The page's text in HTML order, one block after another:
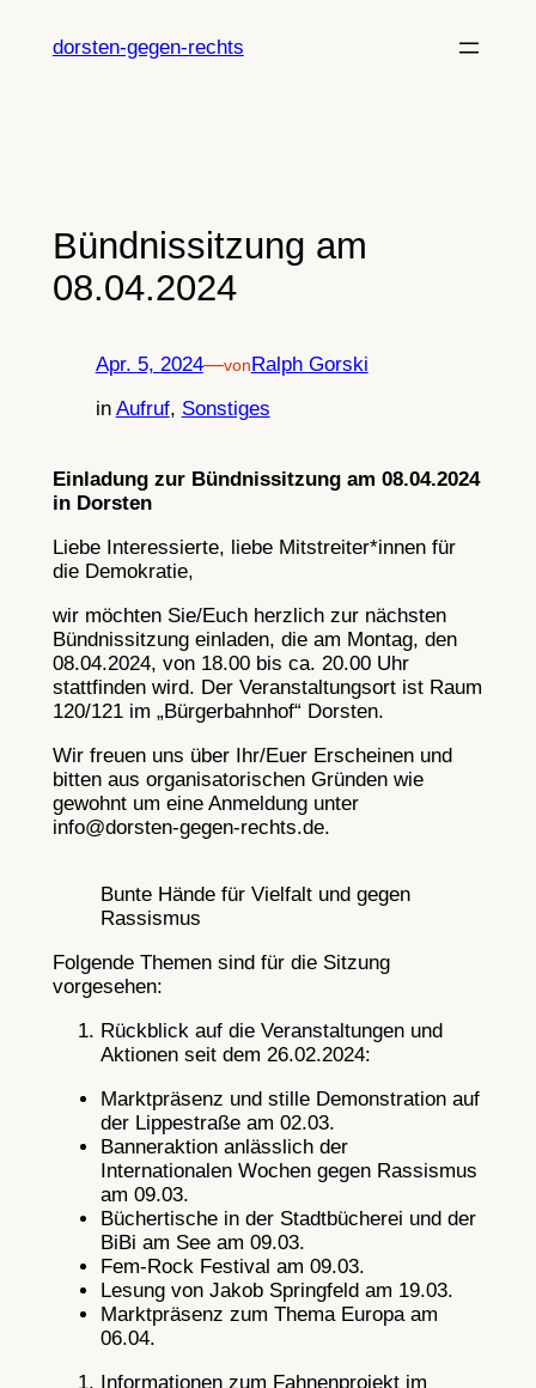
Inhaltdorsten-gegen-rechts
Bündnissitzung am
08.04.2024
Apr. 5, 2024—von Ralph Gorski
in Aufruf, Sonstiges
Einladung zur Bündnissitzung am 08.04.2024
in Dorsten
Liebe Interessierte, liebe Mitstreiter*innen für
die Demokratie,
wir möchten Sie/Euch herzlich zur nächsten
Bündnissitzung einladen, die am Montag, den
08.04.2024, von 18.00 bis ca. 20.00 Uhr
stattfinden wird. Der Veranstaltungsort ist Raum
120/121 im „Bürgerbahnhof“ Dorsten.
Wir freuen uns über Ihr/Euer Erscheinen und
bitten aus organisatorischen Gründen wie
gewohnt um eine Anmeldung unter
info@dorsten-gegen-rechts.de.
Bunte Hände für Vielfalt und gegen
Rassismus
Folgende Themen sind für die Sitzung
vorgesehen:
Rückblick auf die Veranstaltungen und
Aktionen seit dem 26.02.2024:
Marktpräsenz und stille Demonstration auf
der Lippestraße am 02.03.
Banneraktion anlässlich der
Internationalen Wochen gegen Rassismus
am 09.03.
Büchertische in der Stadtbücherei und der
BiBi am See am 09.03.
Fem-Rock Festival am 09.03.
Lesung von Jakob Springfeld am 19.03.
Marktpräsenz zum Thema Europa am
06.04.
Informationen zum Fahnenprojekt im